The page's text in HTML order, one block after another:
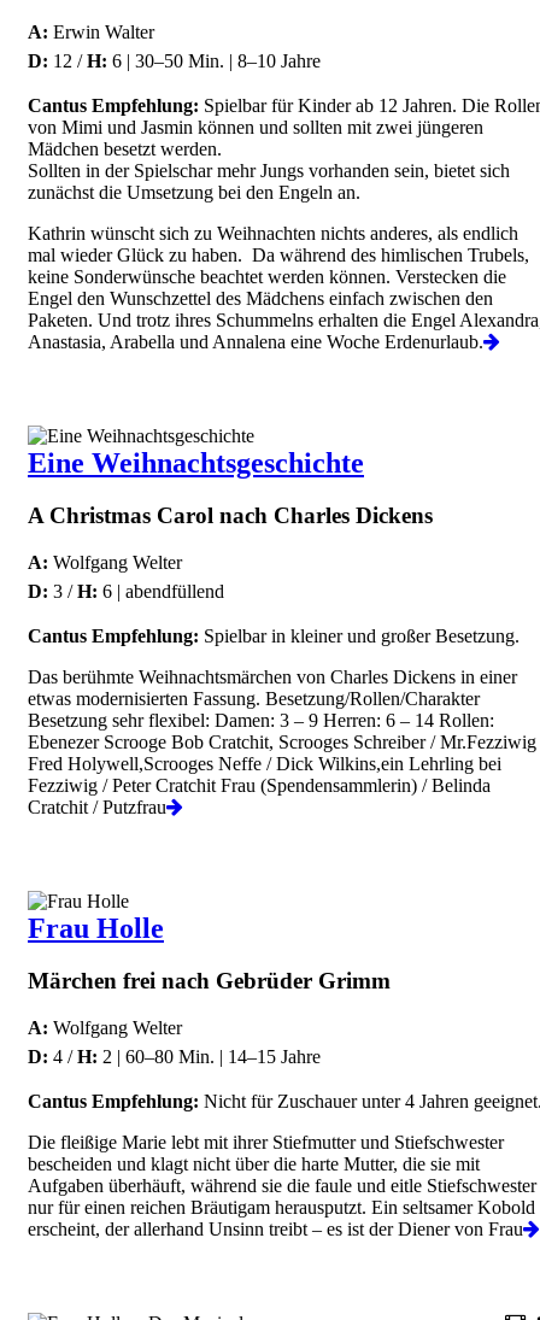
A: Erwin Walter
D: 12 /H: 6 | 30–50 Min. | 8–10 Jahre
Cantus Empfehlung: Spielbar für Kinder ab 12 Jahren. Die
von Mimi und Jasmin können und sollten mit zwei jüngeren
Mädchen besetzt werden.
Sollten in der Spielschar mehr Jungs vorhanden sein, bietet sich
zunächst die Umsetzung bei den Engeln an.
Kathrin wünscht sich zu Weihnachten nichts anderes, als endlich
mal wieder Glück zu haben. Da während des himlischen Trubels,
keine Sonderwünsche beachtet werden können. Verstecken die
Engel den Wunschzettel des Mädchens einfach zwischen den
Paketen. Und trotz ihres Schummelns erhalten die Engel
Anastasia, Arabella und Annalena eine Woche Erdenurlaub.
Eine Weihnachtsgeschichte
A Christmas Carol nach Charles Dickens
A: Wolfgang Welter
D: 3 /H: 6 | abendfüllend
Cantus Empfehlung: Spielbar in kleiner und großer Besetzung.
Das berühmte Weihnachtsmärchen von Charles Dickens in einer
etwas modernisierten Fassung. Besetzung/Rollen/Charakter
Besetzung sehr flexibel: Damen: 3 – 9 Herren: 6 – 14 Rollen:
Ebenezer Scrooge Bob Cratchit, Scrooges Schreiber / Mr.Fezziwig
Fred Holywell,Scrooges Neffe / Dick Wilkins,ein Lehrling bei
Fezziwig / Peter Cratchit Frau (Spendensammlerin) / Belinda
Cratchit / Putzfrau
Frau Holle
Märchen frei nach Gebrüder Grimm
A: Wolfgang Welter
D: 4 /H: 2 | 60–80 Min. | 14–15 Jahre
Cantus Empfehlung: Nicht für Zuschauer unter 4 Jahren
Die fleißige Marie lebt mit ihrer Stiefmutter und Stiefschwester
bescheiden und klagt nicht über die harte Mutter, die sie mit
Aufgaben überhäuft, während sie die faule und eitle Stiefschwester
nur für einen reichen Bräutigam herausputzt. Ein seltsamer Kobold
erscheint, der allerhand Unsinn treibt – es ist der Diener von Frau